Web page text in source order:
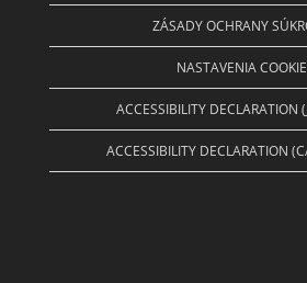
ZÁSADY OCHRANY
NASTAVENIA
ACCESSIBILITY DECLARATION
ACCESSIBILITY DECLARATION